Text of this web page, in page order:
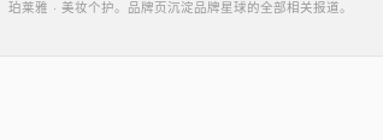
珀莱雅 · 美妆个护。品牌页沉淀品牌星球的全部相关报道。